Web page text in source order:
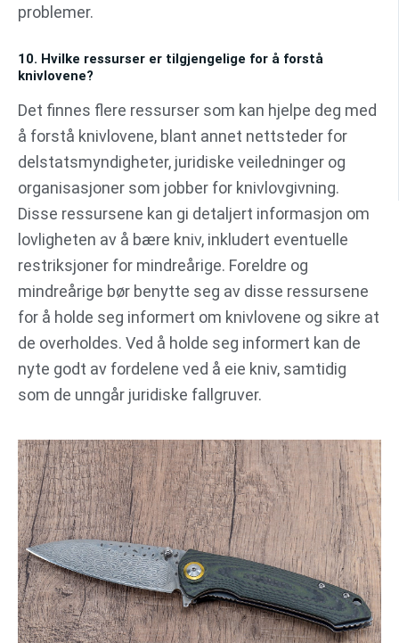
problemer.
10. Hvilke ressurser er tilgjengelige for å forstå
knivlovene?
Det finnes flere ressurser som kan hjelpe deg med
å forstå knivlovene, blant annet nettsteder for
delstatsmyndigheter, juridiske veiledninger og
organisasjoner som jobber for knivlovgivning.
Disse ressursene kan gi detaljert informasjon om
lovligheten av å bære kniv, inkludert eventuelle
restriksjoner for mindreårige. Foreldre og
mindreårige bør benytte seg av disse ressursene
for å holde seg informert om knivlovene og sikre at
de overholdes. Ved å holde seg informert kan de
nyte godt av fordelene ved å eie kniv, samtidig
som de unngår juridiske fallgruver.